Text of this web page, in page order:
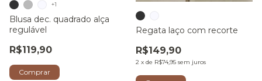
Blusa dec. quadrado alça
regulável
R$119,90
+1
Comprar
Regata laço com recorte
R$149,90
2 x de R$74,95 sem juros